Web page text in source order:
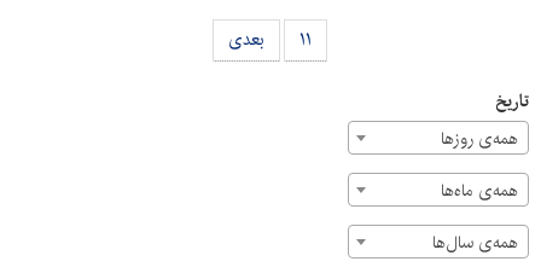
۱۱ بعدی
تاریخ
همه‌ی روزها
همه‌ی ماه‌ها
همه‌ی سال‌ها